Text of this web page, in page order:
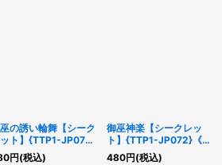
の誘い輪舞【シーク
ト】{TTP1-JP070}
法》
円(税込)
御巫神楽【シークレッ
ト】{TTP1-JP072}《魔
法》
480円(税込)